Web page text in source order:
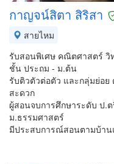
กาญจน์สิตา สิริสา
สายไหม
รับสอนพิเศษ คณิตศาสตร์ วิ
ชั้น ประถม - ม.ต้น
รับติวตัวต่อตัว และกลุ่มย่อ
สะดวก
ผู้สอนจบการศึกษาระดับ ป
ม.ธรรมศาสตร์
มีประสบการณ์สอนตามบ้า